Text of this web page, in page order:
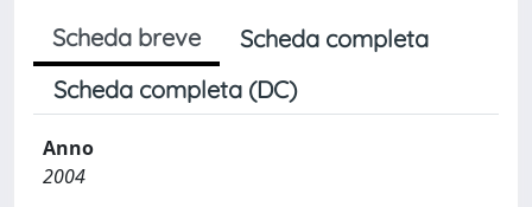
Scheda breve
Scheda completa
Scheda completa (DC)
Anno
2004